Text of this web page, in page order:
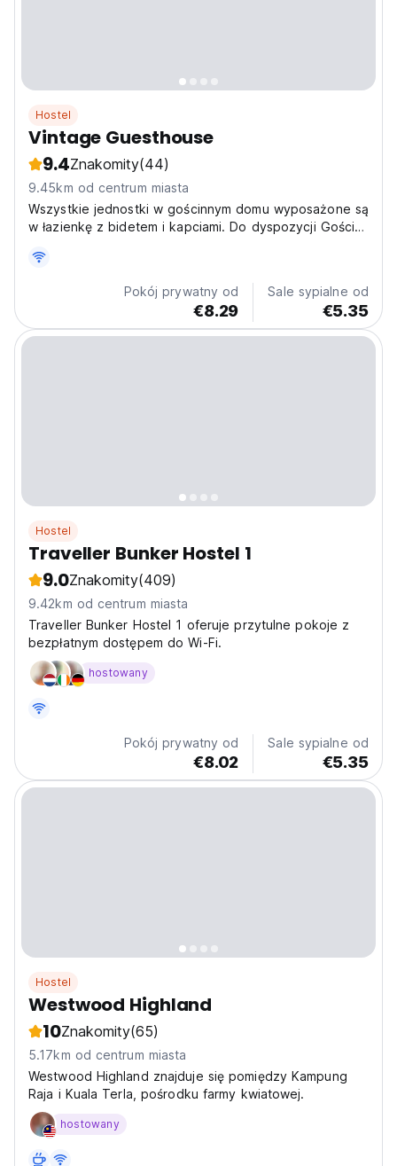
Hostel
Vintage Guesthouse
9.4Znakomity(44)
9.45km od centrum miasta
Wszystkie jednostki w gościnnym domu wyposażone są
w łazienkę z bidetem i kapciami. Do dyspozycji Gości
pościel i ręczniki.
Pokój prywatny od
€8.29
Sale sypialne od
€5.35
Hostel
Traveller Bunker Hostel 1
9.0Znakomity(409)
9.42km od centrum miasta
Traveller Bunker Hostel 1 oferuje przytulne pokoje z
bezpłatnym dostępem do Wi-Fi.
hostowany
Pokój prywatny od
€8.02
Sale sypialne od
€5.35
Hostel
Westwood Highland
10Znakomity(65)
5.17km od centrum miasta
Westwood Highland znajduje się pomiędzy Kampung
Raja i Kuala Terla, pośrodku farmy kwiatowej.
hostowany